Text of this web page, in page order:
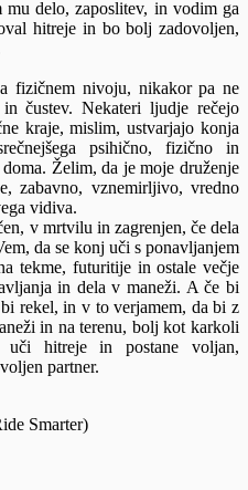
delo, zaposlitev, in vodim ga
hitreje in bo bolj zadovoljen,
fizičnem nivoju, nikakor pa ne
čustev. Nekateri ljudje rečejo
kraje, mislim, ustvarjajo konja
psihično, fizično in
Želim, da je moje druženje
zabavno, vznemirljivo, vredno
vidiva.
v mrtvilu in zagrenjen, če dela
da se konj uči s ponavljanjem
tekme, futuritije in ostale večje
in dela v maneži. A če bi
rekel, in v to verjamem, da bi z
in na terenu, bolj kot karkoli
uči hitreje in postane voljan,
partner.
Smarter)